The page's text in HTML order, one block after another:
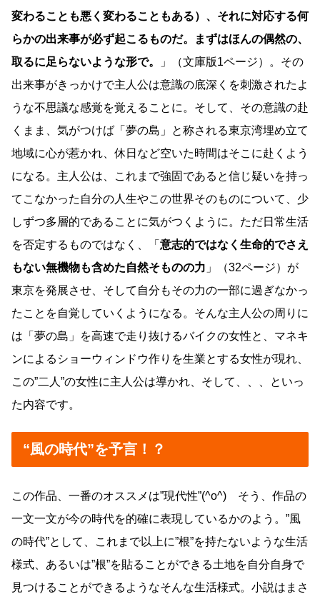
変わることも悪く変わることもある）、それに対応する何
らかの出来事が必ず起こるものだ。まずはほんの偶然の、
取るに足らないような形で。
」（文庫版1ページ）。その
出来事がきっかけで主人公は意識の底深くを刺激されたよ
うな不思議な感覚を覚えることに。そして、その意識の赴
くまま、気がつけば「夢の島」と称される東京湾埋め立て
地域に心が惹かれ、休日など空いた時間はそこに赴くよう
になる。主人公は、これまで強固であると信じ疑いを持っ
てこなかった自分の人生やこの世界そのものについて、少
しずつ多層的であることに気がつくように。ただ日常生活
を否定するものではなく、「 意志的ではなく生命的でさえ
もない無機物も含めた自然そものの力 」（32ページ）が
東京を発展させ、そして自分もその力の一部に過ぎなかっ
たことを自覚していくようになる。そんな主人公の周りに
は「夢の島」を高速で走り抜けるバイクの女性と、マネキ
ンによるショーウィンドウ作りを生業とする女性が現れ、
この”二人”の女性に主人公は導かれ、そして、、、といっ
た内容です。
“風の時代”を予言！？
この作品、一番のオススメは”現代性”(^o^) そう、作品の
一文一文が今の時代を的確に表現しているかのよう。”風
の時代”として、これまで以上に”根”を持たないような生活
様式、あるいは”根”を貼ることができる土地を自分自身で
見つけることができるようなそんな生活様式。小説はまさ